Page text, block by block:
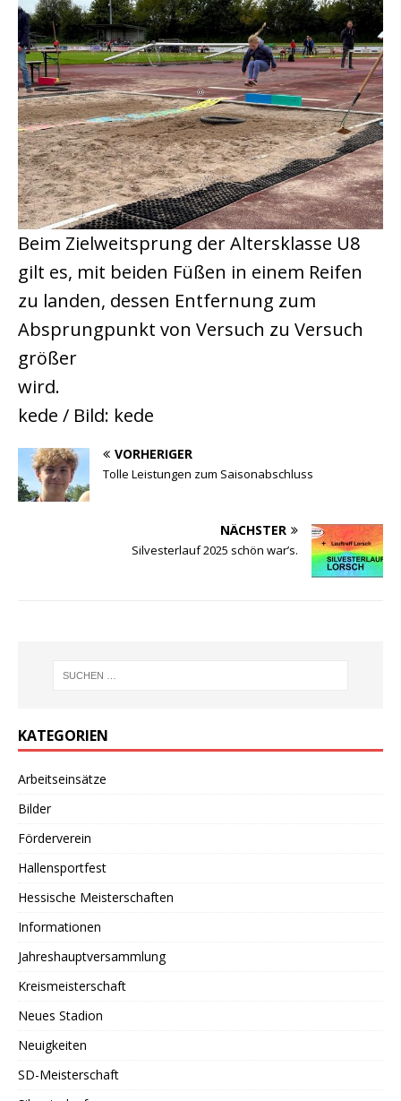
Beim Zielweitsprung der Altersklasse U8
gilt es, mit beiden Füßen in einem Reifen
zu landen, dessen Entfernung zum
Absprungpunkt von Versuch zu Versuch
größer
wird.
kede / Bild: kede
VORHERIGER
Tolle Leistungen zum Saisonabschluss
NÄCHSTER
Silvesterlauf 2025 schön war’s.
KATEGORIEN
Arbeitseinsätze
Bilder
Förderverein
Hallensportfest
Hessische Meisterschaften
Informationen
Jahreshauptversammlung
Kreismeisterschaft
Neues Stadion
Neuigkeiten
SD-Meisterschaft